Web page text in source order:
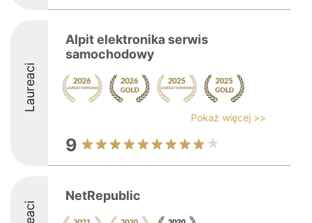
Laureaci
Alpit elektronika serwis
samochodowy
Pokaż więcej >>
9
NetRepublic